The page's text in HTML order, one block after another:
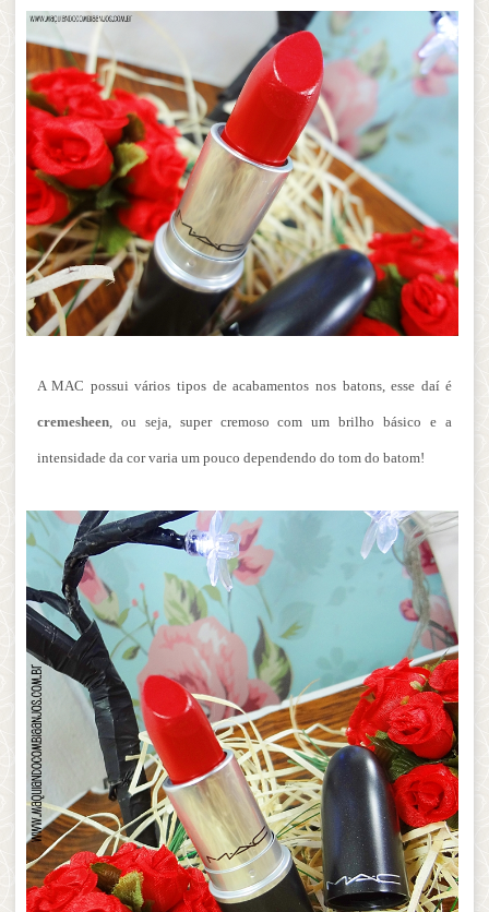
A MAC possui vários tipos de acabamentos nos batons, esse daí é
cremesheen, ou seja, super cremoso com um brilho básico e a
intensidade da cor varia um pouco dependendo do tom do batom!